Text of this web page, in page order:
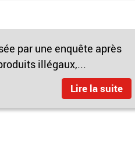
par une enquête après
illégaux,...
Lire la suite